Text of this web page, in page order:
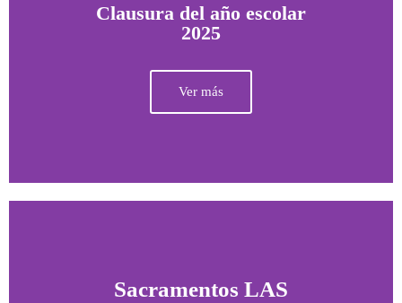
Clausura del año escolar
2025
Ver más
Sacramentos LAS